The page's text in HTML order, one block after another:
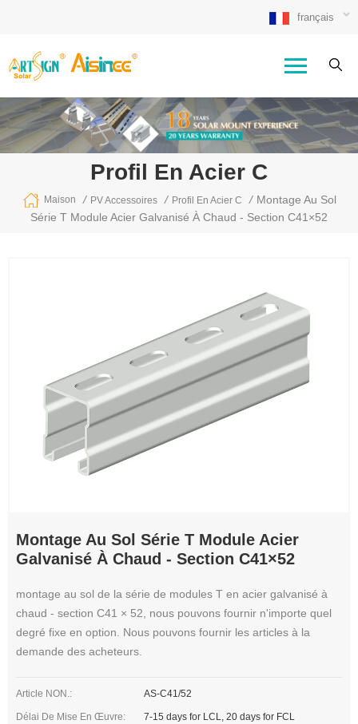
français
Profil En Acier C
Maison / PV Accessoires / Profil En Acier C / Montage Au Sol
Série T Module Acier Galvanisé À Chaud - Section C41×52
Montage Au Sol Série T Module Acier
Galvanisé À Chaud - Section C41×52
montage au sol de la série de modules T en acier galvanisé à
chaud - section C41 × 52, nous pouvons fournir n'importe quel
degré fixe en option. Nous pouvons fournir les articles à la
demande des acheteurs.
Article NON.: AS-C41/52
Délai De Mise En Œuvre: 7-15 days for LCL, 20 days for FCL